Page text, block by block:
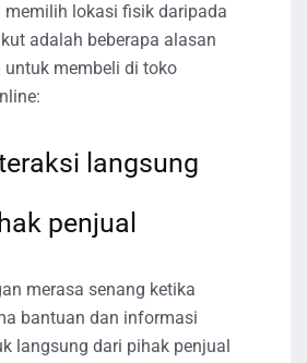
memilih lokasi fisik daripada
adalah beberapa alasan
untuk membeli di toko
langsung
penjual
merasa senang ketika
bantuan dan informasi
langsung dari pihak penjual